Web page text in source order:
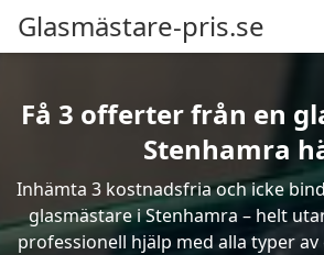
Glasmästare-pris.se
Få 3 offerter från en
Stenhamra
Inhämta 3 kostnadsfria och icke
glasmästare i Stenhamra – helt
professionell hjälp med alla typer